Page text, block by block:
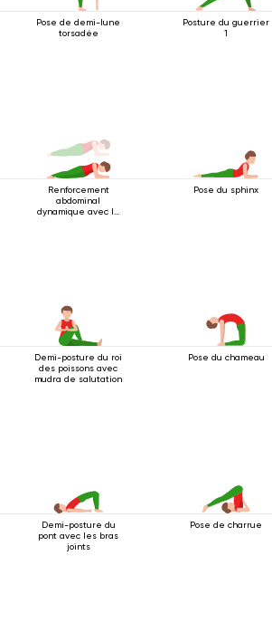
Pose de demi-lune
torsadée
Posture du guerrier
1
Renforcement
abdominal
dynamique avec la
Pose du sphinx
Demi-posture du roi
des poissons avec
mudra de salutation
Pose du chameau
Demi-posture du
pont avec les bras
joints
Pose de charrue